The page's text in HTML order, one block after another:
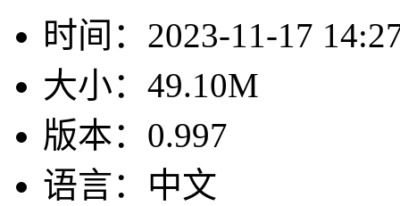
时间： 2023-11-17
大小： 49.10M
版本： 0.997
语言： 中文